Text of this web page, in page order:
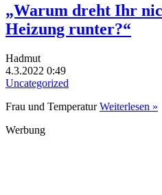
„Warum dreht Ihr
Heizung runter?“
Hadmut
4.3.2022 0:49
Uncategorized
Frau und TemperaturWeiterlesen »
Werbung